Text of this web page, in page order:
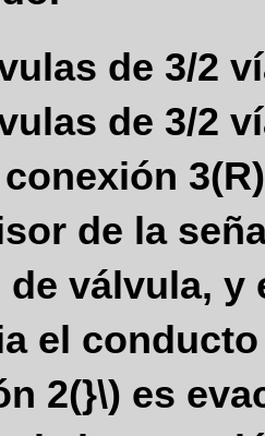
de 3/2
de 3/2
de la
de válvula, y
el
2(}\) es